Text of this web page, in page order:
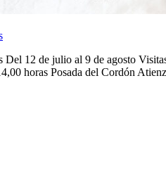
12 de julio al 9 de agosto
horas Posada del Cordón